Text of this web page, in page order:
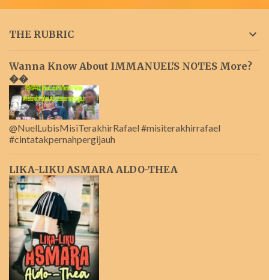
THE RUBRIC
Wanna Know About IMMANUEL'S NOTES More?
��
@NuelLubisMisiTerakhirRafael #misiterakhirrafael
#cintatakpernahpergijauh
LIKA-LIKU ASMARA ALDO-THEA